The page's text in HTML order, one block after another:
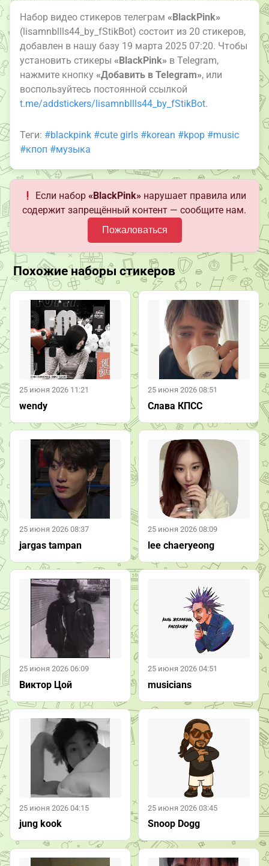
Набор видео стикеров телеграм «BlackPink»
(lisamnbllls44_by_fStikBot) состоит из 20 стикеров,
добавлен в нашу базу 19 марта 2025 07:20. Чтобы
установить стикеры «BlackPink» в Telegram,
нажмите кнопку «Добавить в Telegram», или
воспользуйтесь постоянной ссылкой
t.me/addstickers/lisamnbllls44_by_fStikBot.
Теги: #blackpink #cute girls #korean #kpop #music
#кпоп #музыка
Если набор«BlackPink» нарушает правила или
содержит запрещённый контент — сообщите нам.
Пожаловаться
Похожие наборы стикеров
25 июня 2026 11:21
wendy
25 июня 2026 08:51
Слава КПСС
25 июня 2026 08:37
jargas tampan
25 июня 2026 08:09
lee chaeryeong
25 июня 2026 06:09
Виктор Цой
25 июня 2026 04:51
musicians
25 июня 2026 04:15
jung kook
25 июня 2026 03:45
Snoop Dogg